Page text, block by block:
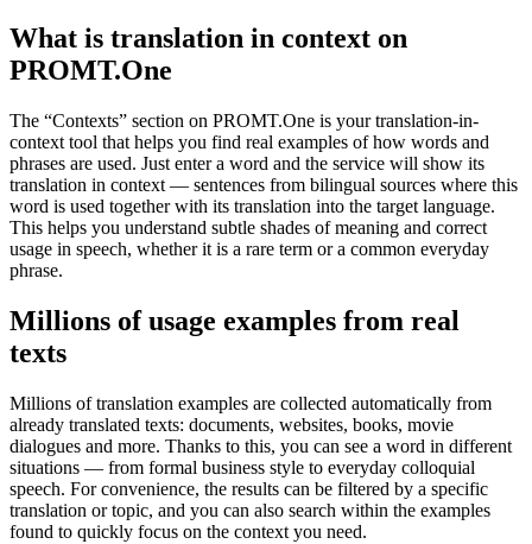
What is translation in context on
PROMT.One
The “Contexts” section on PROMT.One is your translation-in-
context tool that helps you find real examples of how words and
phrases are used. Just enter a word and the service will show its
translation in context — sentences from bilingual sources where this
word is used together with its translation into the target language.
This helps you understand subtle shades of meaning and correct
usage in speech, whether it is a rare term or a common everyday
phrase.
Millions of usage examples from real
texts
Millions of translation examples are collected automatically from
already translated texts: documents, websites, books, movie
dialogues and more. Thanks to this, you can see a word in different
situations — from formal business style to everyday colloquial
speech. For convenience, the results can be filtered by a specific
translation or topic, and you can also search within the examples
found to quickly focus on the context you need.